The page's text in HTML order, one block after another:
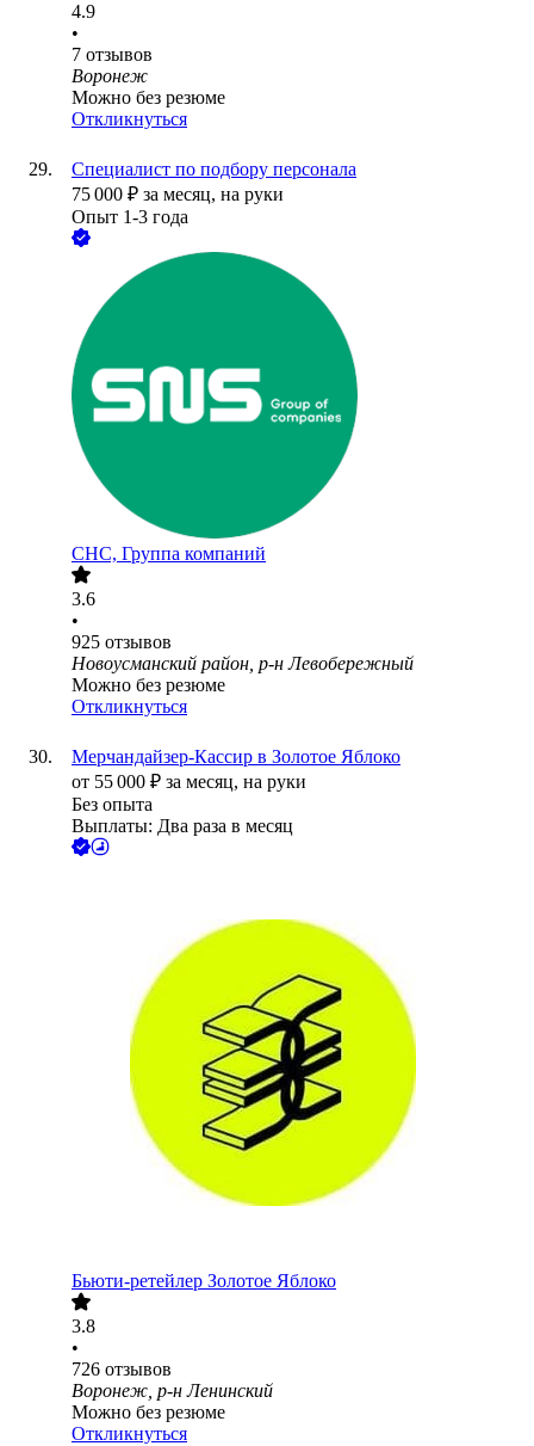
4.9
•
7 отзывов
Воронеж
Можно без резюме
Откликнуться
Специалист по подбору персонала
75 000 ₽ за месяц, на руки
Опыт 1-3 года
СНС, Группа компаний
3.6
•
925 отзывов
Новоусманский район, р-н Левобережный
Можно без резюме
Откликнуться
Мерчандайзер-Кассир в Золотое Яблоко
от 55 000 ₽ за месяц, на руки
Без опыта
Выплаты: Два раза в месяц
Бьюти-ретейлер Золотое Яблоко
3.8
•
726 отзывов
Воронеж, р-н Ленинский
Можно без резюме
Откликнуться